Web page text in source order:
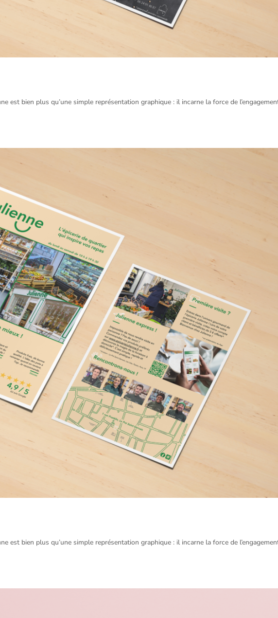
est bien plus qu’une simple représentation graphique : il incarne la force de
est bien plus qu’une simple représentation graphique : il incarne la force de